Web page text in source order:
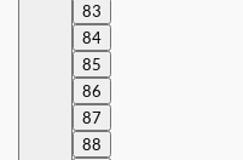
83
84
85
86
87
88